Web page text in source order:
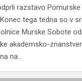
razstavo
tega tedna so v
Murske Sobote
akademsko-
na…